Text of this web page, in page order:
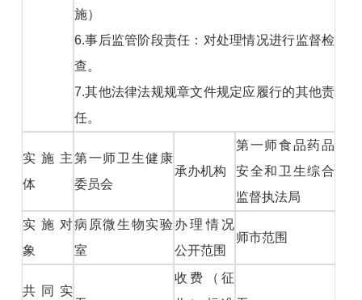
施）
6.事后监管阶段责任：对处理情况进行监督检
查。
7.其他法律法规规章文件规定应履行的其他责
任。
实施主
体
第一师卫生健康
委员会
承办机构
第一师食品药品
安全和卫生综合
监督执法局
实施对
象
病原微生物实验
室
办理情况
公开范围
师市范围
共同实
收费（征